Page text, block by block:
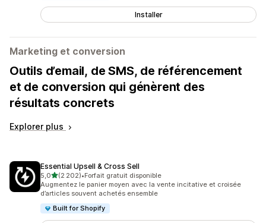
Installer
Marketing et conversion
Outils d’email, de SMS, de référencement
et de conversion qui génèrent des
résultats concrets
Explorer plus
Essential Upsell & Cross Sell
5,0étoile(s) sur 5
(2 202)
2202 avis au total
•Forfait gratuit disponible
Augmentez le panier moyen avec la vente incitative et croisée
d’articles souvent achetés ensemble
Built for Shopify